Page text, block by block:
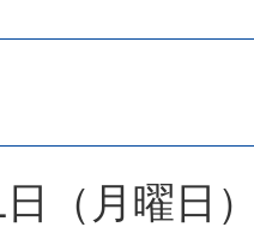
（月曜日